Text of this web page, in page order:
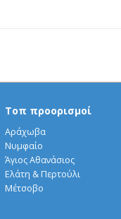
Τοπ προορισμοί
Αράχωβα
Νυμφαίο
Άγιος Αθανάσιος
Ελάτη & Περτούλι
Μέτσοβο